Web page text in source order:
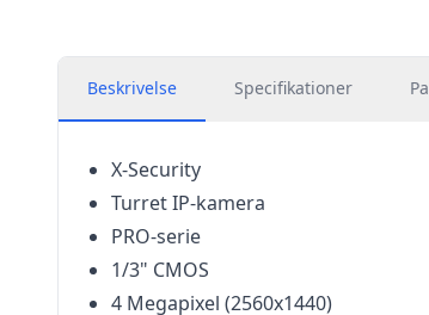
Beskrivelse Specifikationer
X-Security
Turret IP-kamera
PRO-serie
1/3" CMOS
4 Megapixel (2560x1440)